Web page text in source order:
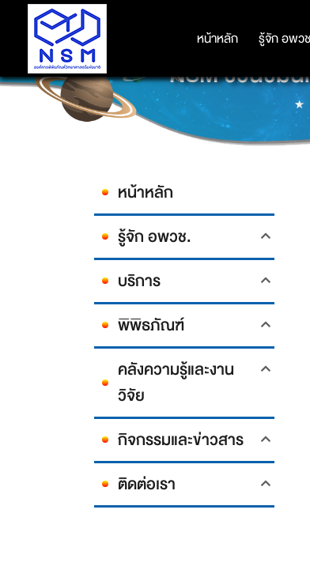
หน้าหลัก รู้จัก อพวช.
หน้าหลัก รู้จัก อพว
NSM ชวนชม
หน้าหลัก
รู้จัก อพวช.
บริการ
พิพิธภัณฑ์
คลังความรู้และงาน
วิจัย
กิจกรรมและข่าวสาร
ติดต่อเรา